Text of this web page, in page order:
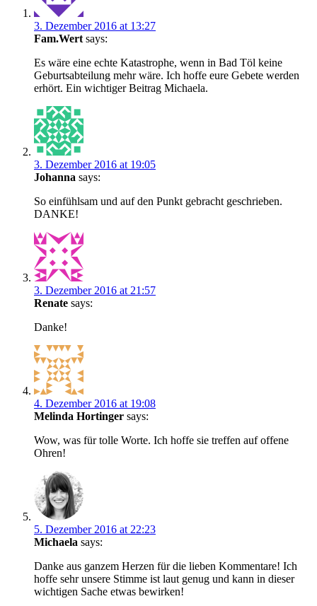
3. Dezember 2016 at 13:27
Fam.Wert says:
Es wäre eine echte Katastrophe, wenn in Bad Töl keine
Geburtsabteilung mehr wäre. Ich hoffe eure Gebete werden
erhört. Ein wichtiger Beitrag Michaela.
3. Dezember 2016 at 19:05
Johanna says:
So einfühlsam und auf den Punkt gebracht geschrieben.
DANKE!
3. Dezember 2016 at 21:57
Renate says:
Danke!
4. Dezember 2016 at 19:08
Melinda Hortinger says:
Wow, was für tolle Worte. Ich hoffe sie treffen auf offene
Ohren!
5. Dezember 2016 at 22:23
Michaela says:
Danke aus ganzem Herzen für die lieben Kommentare! Ich
hoffe sehr unsere Stimme ist laut genug und kann in dieser
wichtigen Sache etwas bewirken!